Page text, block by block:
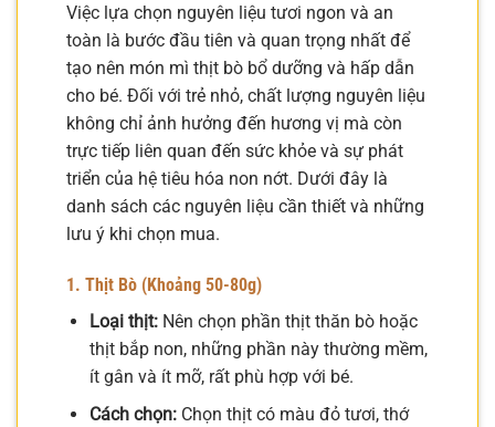
Việc lựa chọn nguyên liệu tươi ngon và an
toàn là bước đầu tiên và quan trọng nhất để
tạo nên món mì thịt bò bổ dưỡng và hấp dẫn
cho bé. Đối với trẻ nhỏ, chất lượng nguyên liệu
không chỉ ảnh hưởng đến hương vị mà còn
trực tiếp liên quan đến sức khỏe và sự phát
triển của hệ tiêu hóa non nớt. Dưới đây là
danh sách các nguyên liệu cần thiết và những
lưu ý khi chọn mua.
1. Thịt Bò (Khoảng 50-80g)
Loại thịt:Nên chọn phần thịt thăn bò hoặc
thịt bắp non, những phần này thường mềm,
ít gân và ít mỡ, rất phù hợp với bé.
Cách chọn:Chọn thịt có màu đỏ tươi, thớ